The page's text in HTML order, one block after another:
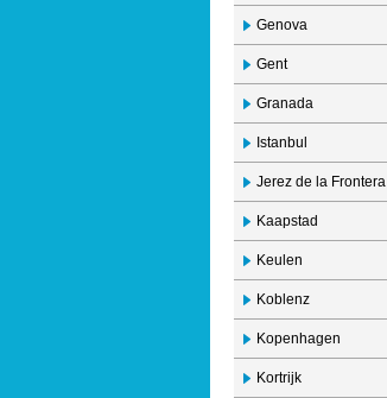
Genova
Gent
Granada
Istanbul
Jerez de la Frontera
Kaapstad
Keulen
Koblenz
Kopenhagen
Kortrijk